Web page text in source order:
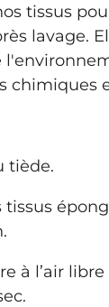
tissus
lavage.
chimiques
tiède.
à l’air libre